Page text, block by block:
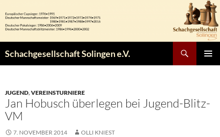
Inhalt
springen
Schachgesellschaft Solingen e.V.
JUGEND,VEREINSTURNIERE
Jan Hobusch überlegen bei Jugend-Blitz-
VM
7. NOVEMBER 2014 OLLI KNIEST